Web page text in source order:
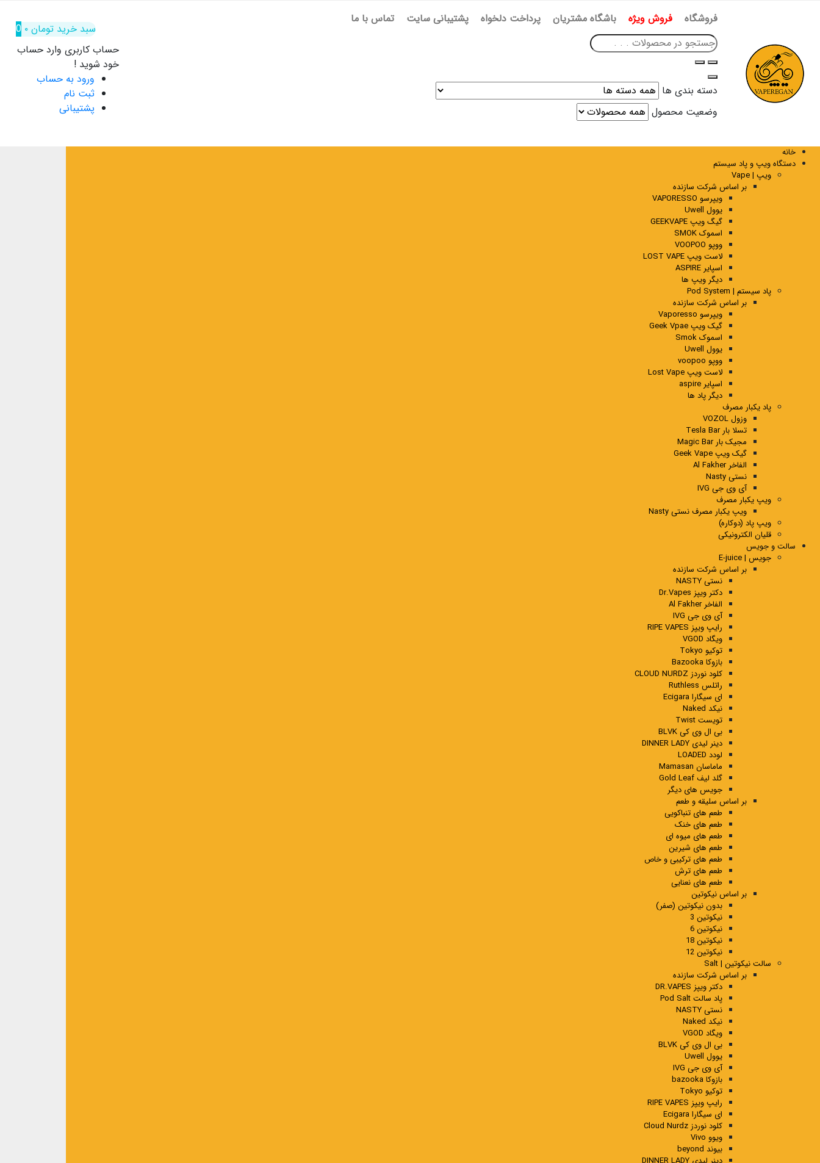
فروشگاه فروش ویژه باشگاه مشتریان پرداخت دلخواه پشتیبانی سایت تماس با ما
دسته بندی ها
وضعیت محصول
سبد خرید تومان۰
0
حساب کاربری وارد حساب
خود شوید !
ورود به حساب
ثبت نام
پشتیبانی
خانه
دستگاه ویپ و پاد سیستم
ویپ | Vape
بر اساس شرکت سازنده
ویپرسو VAPORESSO
یوول Uwell
گیگ ویپ GEEKVAPE
اسموک SMOK
ووپو VOOPOO
لاست ویپ LOST VAPE
اسپایر ASPIRE
دیگر ویپ ها
پاد سیستم | Pod System
بر اساس شرکت سازنده
ویپرسو Vaporesso
گیک ویپ Geek Vpae
اسموک Smok
یوول Uwell
ووپو voopoo
لاست ویپ Lost Vape
اسپایر aspire
دیگر پاد ها
پاد یکبار مصرف
وزول VOZOL
تسلا بار Tesla Bar
مجیک بار Magic Bar
گیک ویپ Geek Vape
الفاخر Al Fakher
نستی Nasty
آی وی جی IVG
ویپ یکبار مصرف
ویپ یکبار مصرف نستی Nasty
ویپ پاد (دوکاره)
قلیان الکترونیکی
سالت و جویس
جویس | E-juice
بر اساس شرکت سازنده
نستی NASTY
دکتر ویپز Dr.Vapes
الفاخر Al Fakher
آی وی جی IVG
رایپ ویپز RIPE VAPES
ویگاد VGOD
توکیو Tokyo
بازوکا Bazooka
کلود نوردز CLOUD NURDZ
راتلس Ruthless
ای سیگارا Ecigara
نیکد Naked
تویست Twist
بی ال وی کی BLVK
دینر لیدی DINNER LADY
لودد LOADED
ماماسان Mamasan
گلد لیف Gold Leaf
جویس های دیگر
بر اساس سلیقه و طعم
طعم های تنباکویی
طعم های خنک
طعم های میوه ای
طعم های شیرین
طعم های ترکیبی و خاص
طعم های ترش
طعم های نعنایی
بر اساس نیکوتین
بدون نیکوتین (صفر)
نیکوتین 3
نیکوتین 6
نیکوتین 18
نیکوتین 12
سالت نیکوتین | Salt
بر اساس شرکت سازنده
دکتر ویپز DR.VAPES
پاد سالت Pod Salt
نستی NASTY
نیکد Naked
ویگاد VGOD
بی ال وی کی BLVK
یوول Uwell
آی وی جی IVG
بازوکا bazooka
توکیو Tokyo
رایپ ویپز RIPE VAPES
ای سیگارا Ecigara
کلود نوردز Cloud Nurdz
ویوو Vivo
بیوند beyond